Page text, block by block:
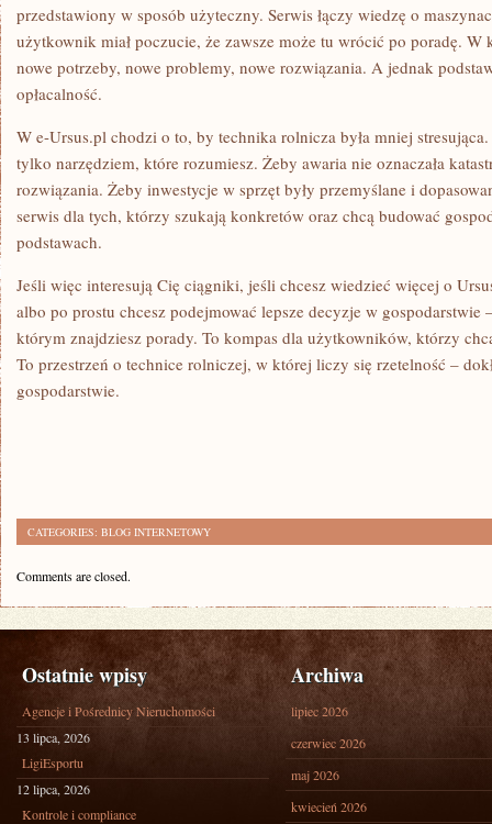
przedstawiony w sposób użyteczny. Serwis łączy wiedzę o
użytkownik miał poczucie, że zawsze może tu wrócić po poradę. W
nowe potrzeby, nowe problemy, nowe rozwiązania. A jednak
opłacalność.
W e-Ursus.pl chodzi o to, by technika rolnicza była mniej
tylko narzędziem, które rozumiesz. Żeby awaria nie oznaczała
rozwiązania. Żeby inwestycje w sprzęt były przemyślane i
serwis dla tych, którzy szukają konkretów oraz chcą budować
podstawach.
Jeśli więc interesują Cię ciągniki, jeśli chcesz wiedzieć więcej o
albo po prostu chcesz podejmować lepsze decyzje w gospodarstwie
którym znajdziesz porady. To kompas dla użytkowników, którzy
To przestrzeń o technice rolniczej, w której liczy się rzetelność –
gospodarstwie.
CATEGORIES: BLOG INTERNETOWY
Comments are closed.
Ostatnie wpisy
Agencje i Pośrednicy Nieruchomości
13 lipca, 2026
LigiEsportu
12 lipca, 2026
Kontrole i compliance
Archiwa
lipiec 2026
czerwiec 2026
maj 2026
kwiecień 2026